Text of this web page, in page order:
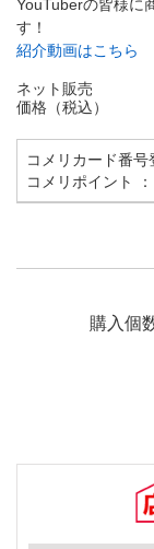
YouTuberの皆様に
す！
紹介動画はこちら
ネット販売
価格（税込）
コメリカード番
コメリポイント ：
購入個